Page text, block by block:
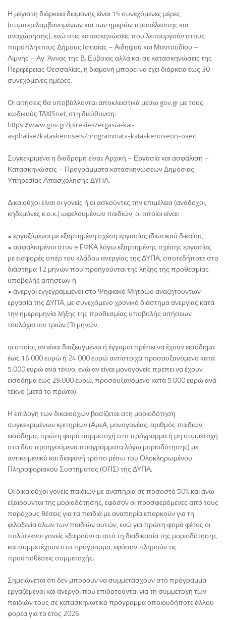
Η μέγιστη διάρκεια διαμονής είναι 15 συνεχόμενες μέρες
(συμπεριλαμβανομένων και των ημερών προσέλευσης και
αναχώρησης), ενώ στις κατασκηνώσεις που λειτουργούν στους
πυρόπληκτους Δήμους Ιστιαίας – Αιδηψού και Μαντουδίου –
Λίμνης – Αγ. Άννας της Β. Εύβοιας αλλά και σε κατασκηνώσεις της
Περιφέρειας Θεσσαλίας, η διαμονή μπορεί να έχει διάρκεια έως 30
συνεχόμενες ημέρες.
Οι αιτήσεις θα υποβάλλονται αποκλειστικά μέσω gov.gr με τους
κωδικούς TAXISnet, στη διεύθυνση:
https://www.gov.gr/ipiresies/ergasia-kai-
asphalise/kataskenoseis/programmata-kataskenoseon-oaed
Συγκεκριμένα η διαδρομή είναι: Αρχική – Εργασία και ασφάλιση –
Κατασκηνώσεις – Προγράμματα κατασκηνώσεων Δημόσιας
Υπηρεσίας Απασχόλησης ΔΥΠΑ.
Δικαιούχοι είναι οι γονείς ή οι ασκούντες την επιμέλεια (ανάδοχοι,
κηδεμόνες κ.ο.κ.) ωφελουμένων παιδιών, οι οποίοι είναι:
• εργαζόμενοι με εξαρτημένη σχέση εργασίας ιδιωτικού δικαίου,
• ασφαλισμένοι στον e EΦΚΑ λόγω εξαρτημένης σχέσης εργασίας
με εισφορές υπέρ του κλάδου ανεργίας της ΔΥΠΑ, οποτεδήποτε στο
διάστημα 12 μηνών που προηγούνται της λήξης της προθεσμίας
υποβολής αιτήσεων ή
• άνεργοι εγγεγραμμένοι στο Ψηφιακό Μητρώο αναζητούντων
εργασία της ΔΥΠΑ, με συνεχόμενο χρονικό διάστημα ανεργίας κατά
την ημερομηνία λήξης της προθεσμίας υποβολής αιτήσεων
τουλάχιστον τριών (3) μηνών,
οι οποίοι, αν είναι διαζευγμένοι ή έγγαμοι πρέπει να έχουν εισόδημα
έως 16.000 ευρώ ή 24.000 ευρώ αντίστοιχα προσαυξανόμενο κατά
5.000 ευρώ ανά τέκνο, ενώ αν είναι μονογονείς πρέπει να έχουν
εισόδημα έως 29.000 ευρώ, προσαυξανόμενο κατά 5.000 ευρώ ανά
τέκνο (μετά το πρώτο).
Η επιλογή των δικαιούχων βασίζεται στη μοριοδότηση
συγκεκριμένων κριτηρίων (ΑμεΑ, μονογονέας, αριθμός παιδιών,
εισόδημα, πρώτη φορά συμμετοχή στο πρόγραμμα ή μη συμμετοχή
στα δύο προηγούμενα προγράμματα λόγω μοριοδότησης) με
αντικειμενικό και διαφανή τρόπο μέσω του Ολοκληρωμένου
Πληροφοριακού Συστήματος (ΟΠΣ) της ΔΥΠΑ.
Οι δικαιούχοι γονείς παιδιών με αναπηρία σε ποσοστό 50% και άνω
εξαιρούνται της μοριοδότησης, εφόσον οι προσφερόμενες από τους
παρόχους θέσεις για τα παιδιά με αναπηρία επαρκούν για τη
φιλοξενία όλων των παιδιών αυτών, ενώ για πρώτη φορά φέτος οι
πολύτεκνοι γονείς εξαιρούνται από τη διαδικασία της μοριοδότησης
και συμμετέχουν στο πρόγραμμα, εφόσον πληρούν τις
προϋποθέσεις συμμετοχής.
Σημειώνεται ότι δεν μπορούν να συμμετάσχουν στο πρόγραμμα
εργαζόμενοι και άνεργοι που επιδοτούνται για τη συμμετοχή των
παιδιών τους σε κατασκηνωτικό πρόγραμμα οποιουδήποτε άλλου
φορέα για το έτος 2026.